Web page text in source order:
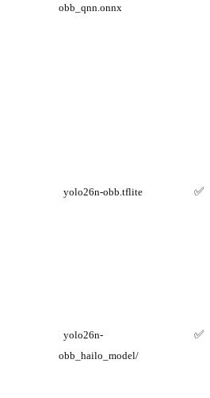
obb_qnn.onnx
yolo26n-obb.tflite ✅
yolo26n-
obb_hailo_model/
✅